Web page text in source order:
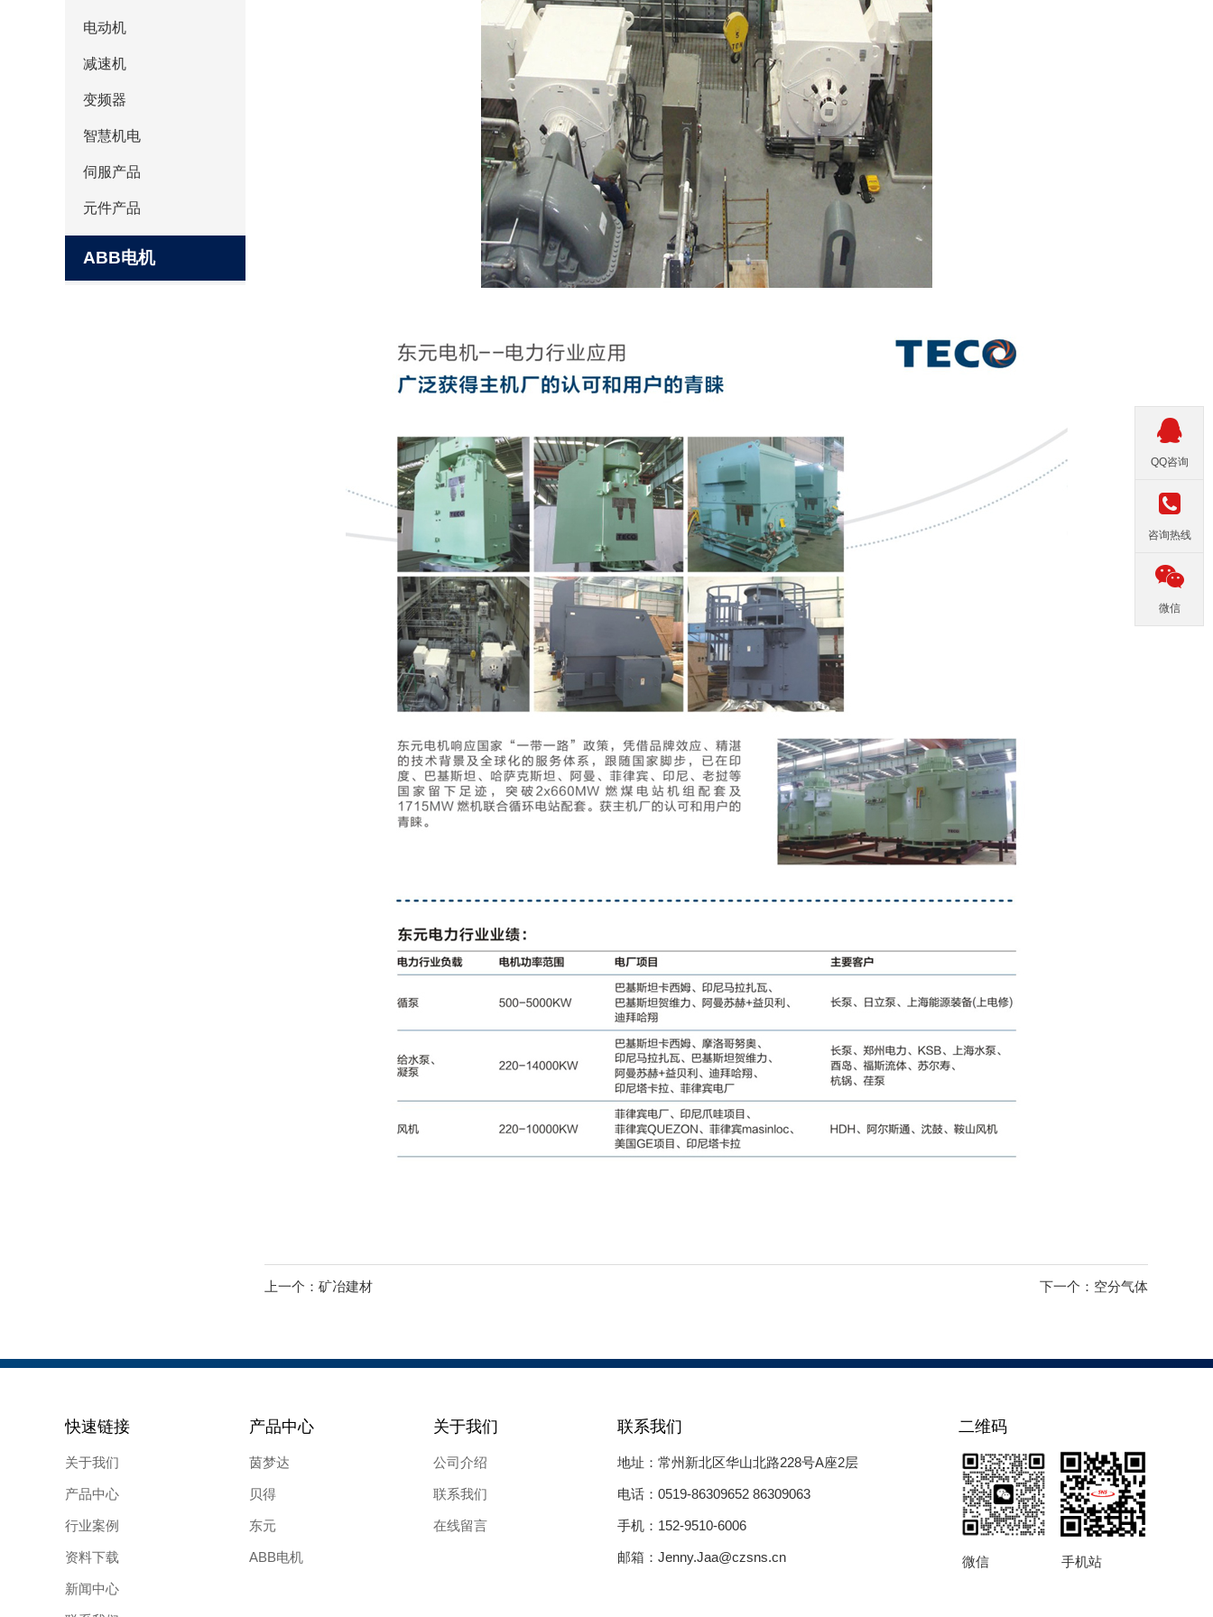
电动机
减速机
变频器
智慧机电
伺服产品
元件产品
ABB电机
上一个： 矿冶建材 下一个： 空分气体
快速链接
关于我们
产品中心
行业案例
资料下载
新闻中心
产品中心
茵梦达
贝得
东元
ABB电机
关于我们
公司介绍
联系我们
在线留言
联系我们
地址：常州新北区华山北路228号A座2层
电话：0519-86309652 86309063
手机：152-9510-6006
邮箱：Jenny.Jaa@czsns.cn
二维码
微信 手机站
QQ咨询
咨询热线
微信